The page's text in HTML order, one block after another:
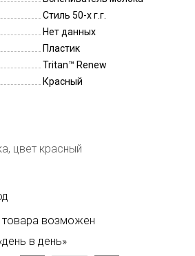
Стиль 50-х г.г.
Нет данных
Пластик
Tritan™ Renew
Красный
цвет красный
товара возможен
в день»